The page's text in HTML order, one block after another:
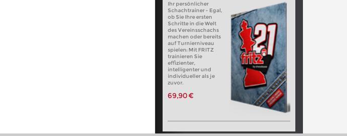
Ihr persönlicher
Schachtrainer - Egal,
ob Sie Ihre ersten
Schritte in die Welt
des Vereinsschachs
machen oder bereits
auf Turnierniveau
spielen: Mit FRITZ
trainieren Sie
effizienter,
intelligenter und
individueller als je
zuvor.
69,90 €